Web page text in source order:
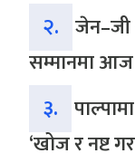
२. जेन–जी
सम्मानमा आज
३.
‘खोज र नष्ट